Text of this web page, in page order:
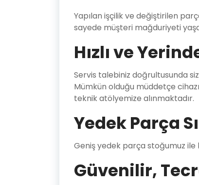
Yapılan işçilik ve değiştirilen
sayede müşteri mağduriyeti
Hızlı ve
Servis talebiniz doğrultusunda
Mümkün olduğu müddetçe
teknik atölyemize alınmaktadır.
Yedek Parça
Geniş yedek parça stoğumuz
Güvenilir,